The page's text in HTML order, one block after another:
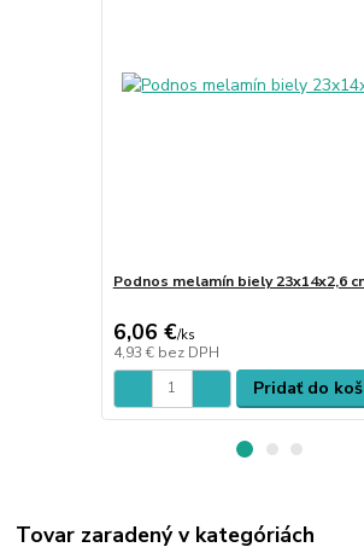
Podnos melamín biely 23x14x2,6
6,06 €/ks
4,93 € bez DPH
Pridať do
Tovar zaradený v kategóriách